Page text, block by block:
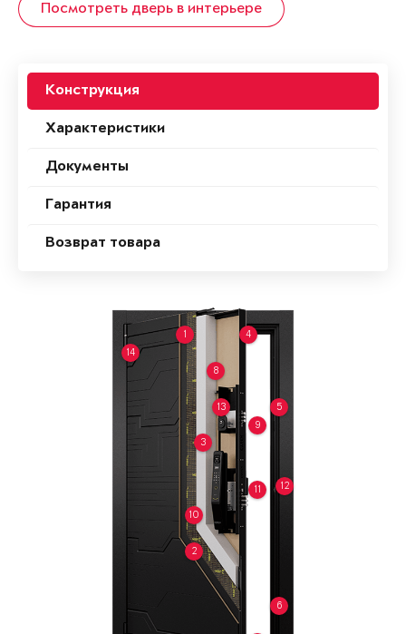
Посмотреть дверь в интерьере
Конструкция
Характеристики
Документы
Гарантия
Возврат товара
1
2
3
4
5
6
8
9
10
11 12
13
14